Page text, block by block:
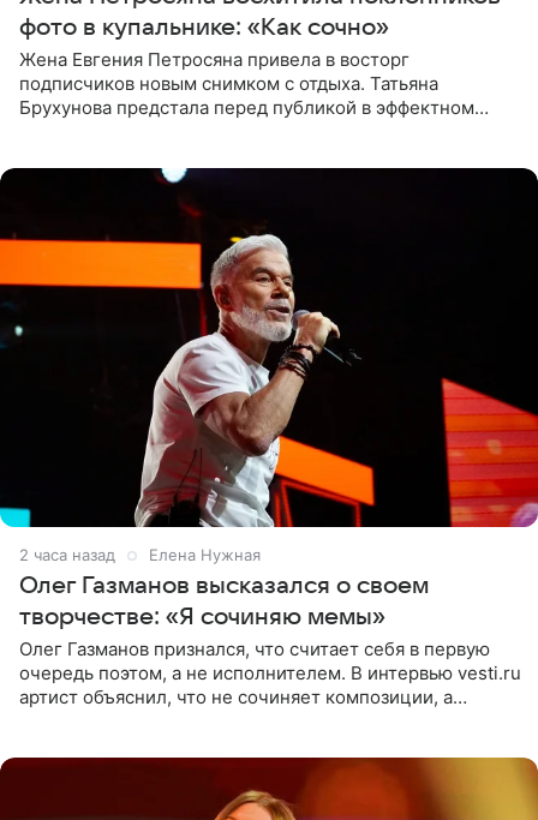
фото в купальнике: «Как сочно»
Жена Евгения Петросяна привела в восторг
подписчиков новым снимком с отдыха. Татьяна
Брухунова предстала перед публикой в эффектном
2 часа назад Елена Нужная
Олег Газманов высказался о своем
творчестве: «Я сочиняю мемы»
Олег Газманов признался, что считает себя в первую
очередь поэтом, а не исполнителем. В интервью vesti.ru
артист объяснил, что не сочиняет композиции, а